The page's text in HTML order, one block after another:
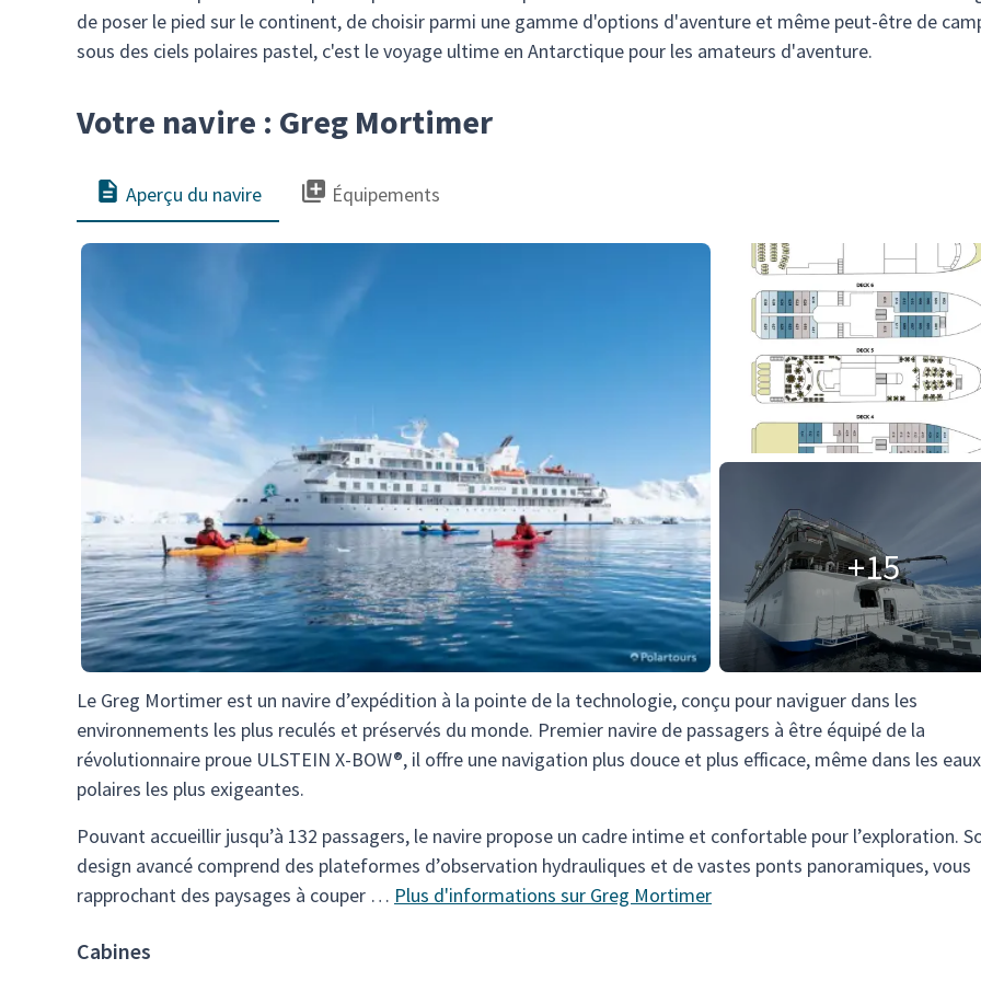
de poser le pied sur le continent, de choisir parmi une gamme d'options d'aventure et même peut-être de
sous des ciels polaires pastel, c'est le voyage ultime en Antarctique pour les amateurs d'aventure.
Votre navire : Greg Mortimer
Aperçu du navire Équipements
+15
Le Greg Mortimer est un navire d’expédition à la pointe de la technologie, conçu pour naviguer dans les
environnements les plus reculés et préservés du monde. Premier navire de passagers à être équipé de la
révolutionnaire proue ULSTEIN X-BOW®, il offre une navigation plus douce et plus efficace, même dans les eaux
polaires les plus exigeantes.
Pouvant accueillir jusqu’à 132 passagers, le navire propose un cadre intime et confortable pour l’exploration.
design avancé comprend des plateformes d’observation hydrauliques et de vastes ponts panoramiques, vous
rapprochant des paysages à couper … Plus d'informations sur Greg Mortimer
Cabines